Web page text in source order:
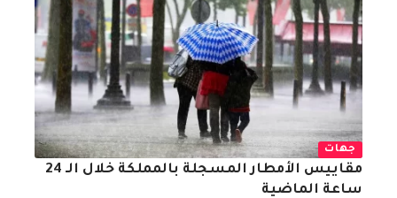
جهات
مقاييس الأمطار المسجلة بالمملكة خلال الـ 24
ساعة الماضية